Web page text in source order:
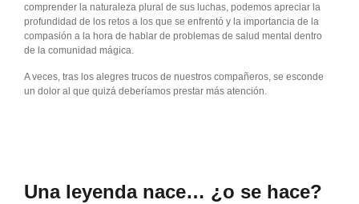
comprender la naturaleza plural de sus luchas, podemos apreciar la
profundidad de los retos a los que se enfrentó y la importancia de la
compasión a la hora de hablar de problemas de salud mental dentro
de la comunidad mágica.
A veces, tras los alegres trucos de nuestros compañeros, se esconde
un dolor al que quizá deberíamos prestar más atención.
Una leyenda nace… ¿o se hace?